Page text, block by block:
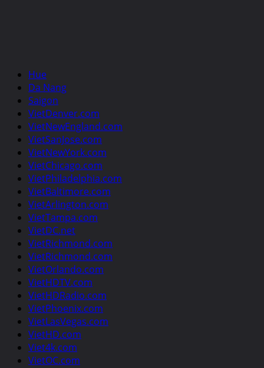
Hue
Da Nang
Saigon
VietDenver.com
VietNewEngland.com
VietSanJose.com
VietNewYork.com
VietChicago.com
VietPhiladelphia.com
VietBaltimore.com
VietArlington.com
VietTampa.com
VietDC.net
VietRichmond.com
VietRichmond.com
VietOrlando.com
VietHDTV.com
VietHDRadio.com
VietPhoenix.com
VietLasVegas.com
VietHD.com
Viet4k.com
VietOC.com